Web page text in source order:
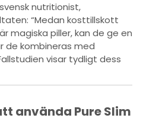
nutritionist,
“Medan kosttillskott
magiska piller, kan de ge en
de kombineras med
visar tydligt dess
använda Pure Slim